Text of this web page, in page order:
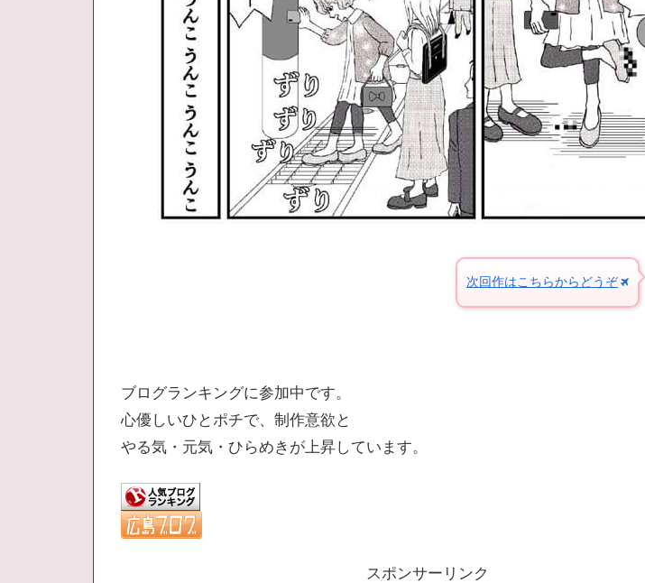
次回作はこちらからどうぞ
ブログランキングに参加中です。
心優しいひとポチで、制作意欲と
やる気・元気・ひらめきが上昇しています。
スポンサーリンク